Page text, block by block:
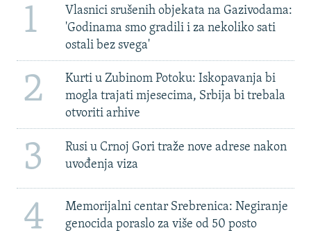
1
Vlasnici srušenih objekata na Gazivodama:
'Godinama smo gradili i za nekoliko sati
ostali bez svega'
2
Kurti u Zubinom Potoku: Iskopavanja bi
mogla trajati mjesecima, Srbija bi trebala
otvoriti arhive
3
Rusi u Crnoj Gori traže nove adrese nakon
uvođenja viza
4
Memorijalni centar Srebrenica: Negiranje
genocida poraslo za više od 50 posto